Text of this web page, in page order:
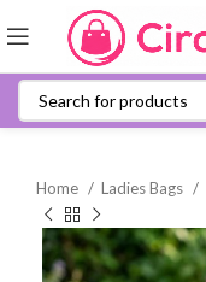
Home Ladies Bags